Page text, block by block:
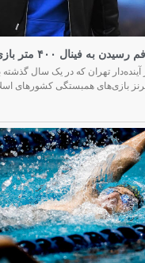
متر بازی‌های آسیایی ناگویاست
تهران که در یک سال گذشته با
بازی‌های همبستگی کشورهای